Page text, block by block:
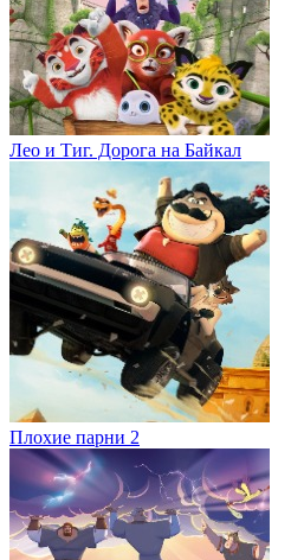
Лео и Тиг. Дорога на Байкал
Плохие парни 2